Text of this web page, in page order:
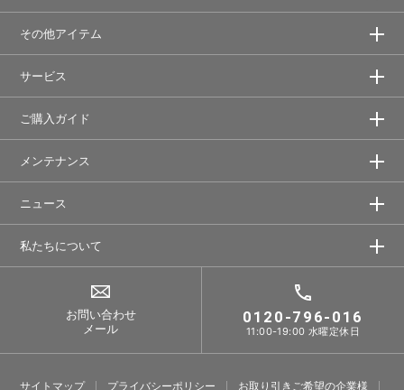
その他アイテム
サービス
ご購入ガイド
メンテナンス
ニュース
私たちについて
お問い合わせ
メール
0120-796-016
11:00-19:00 水曜定休日
サイトマップ プライバシーポリシー お取り引きご希望の企業様